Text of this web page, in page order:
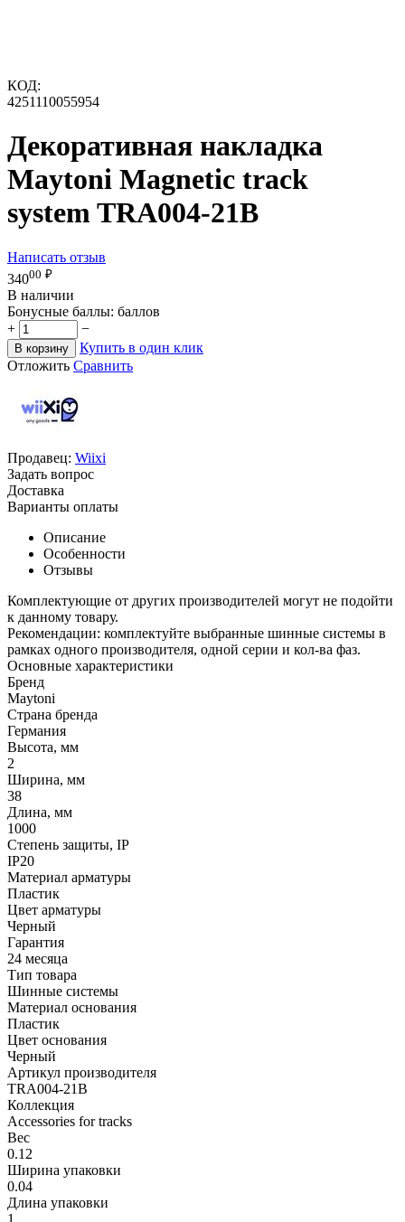
КОД:
4251110055954
Декоративная накладка
Maytoni Magnetic track
system TRA004-21B
Написать отзыв
34000 ₽
В наличии
Бонусные баллы: баллов
+
−
В корзину
Купить в один клик
Отложить Сравнить
Продавец: Wiixi
Задать вопрос
Доставка
Варианты оплаты
Описание
Особенности
Отзывы
Комплектующие от других производителей могут не подойти
к данному товару.
Рекомендации: комплектуйте выбранные шинные системы в
рамках одного производителя, одной серии и кол-ва фаз.
Основные характеристики
Бренд
Maytoni
Страна бренда
Германия
Высота, мм
2
Ширина, мм
38
Длина, мм
1000
Степень защиты, IP
IP20
Материал арматуры
Пластик
Цвет арматуры
Черный
Гарантия
24 месяца
Тип товара
Шинные системы
Материал основания
Пластик
Цвет основания
Черный
Артикул производителя
TRA004-21B
Коллекция
Accessories for tracks
Вес
0.12
Ширина упаковки
0.04
Длина упаковки